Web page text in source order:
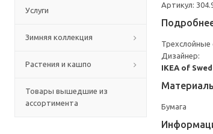
Услуги
Зимняя коллекция
Растения и кашпо
Товары вышедшие из
ассортимента
Артикул:
Дизайнер:
IKEA of
Бумага